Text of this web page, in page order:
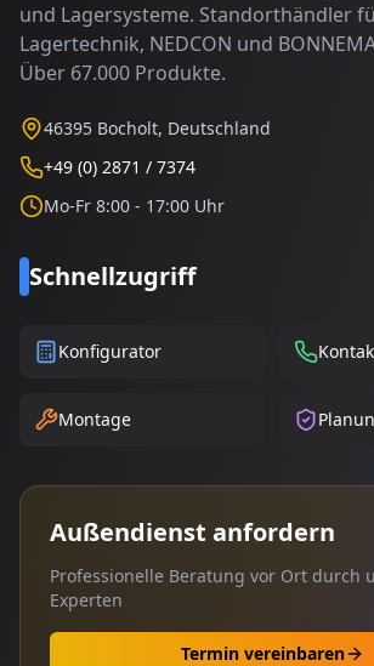
und Lagersysteme. Standorthändler
Lagertechnik, NEDCON und
Über 67.000 Produkte.
46395 Bocholt, Deutschland
+49 (0) 2871 / 7374
Mo-Fr 8:00 - 17:00 Uhr
Schnellzugriff
Konfigurator
Montage
Außendienst anfordern
Professionelle Beratung vor Ort durch
Experten
Termin vereinbaren